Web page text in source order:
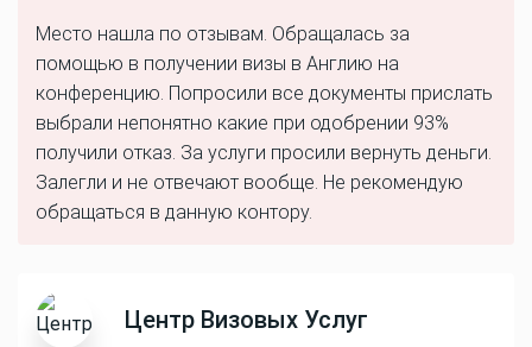
Место нашла по отзывам. Обращалась за
помощью в получении визы в Англию на
конференцию. Попросили все документы прислать
выбрали непонятно какие при одобрении 93%
получили отказ. За услуги просили вернуть деньги.
Залегли и не отвечают вообще. Не рекомендую
обращаться в данную контору.
Центр Визовых Услуг